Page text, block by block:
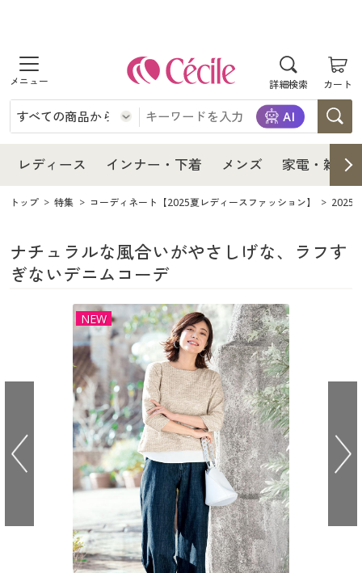
詳細検索 カート
商品を探す
レディース
レディースファッション
女性下着
インナー・下着
インナー・下着通販すべて
女性下着
ジュニア・ティーンズ下着
メンズ
メンズ通販すべて
メンズ下着
家電・雑貨
キッチン・雑貨・日用品
寝具・インテリア・家具通販すべて
家具・収納
寝具・ベッド
カーテン・ラグ・ファブリック
美容・健康
美容・健康通販すべて
美容・健康・サプリメント
制服・スクール
制服・スクールすべて
制服・学生服
ジュニア・ティーンズ下着
大きいサイズ
大きいサイズ通販すべて
大きいサイズ レディース服
大きいサイズ レディース下着
バーゲン
シークレットセール
商品カテゴリ一覧
レディース インナー・下着 メンズ 家電・雑貨
レディース
レディース通販すべて
レディースファッション
インナー・下着
インナー・下着通販すべて
女性下着
ジュニア・ティーンズ下着
メンズ
メンズ通販すべて
メンズ下着
家電・雑貨
家電
キッチン・雑貨・日用品
寝具・インテリア・家具通販すべて
家具・収納
寝具・ベッド
カーテン・ラグ・ファブリック
美容・健康
美容・健康通販すべて
美容・健康・サプリメント
制服・スクール
制服・スクールすべて
制服・学生服
ジュニア・ティーンズ下着
大きいサイズ
大きいサイズ通販すべて
大きいサイズ レディース服
大きいサイズ レディース下着
大きいサイズ メンズ
バーゲンセール
詳細検索
トップ 特集 コーディネート【2025夏レディースファッション】 2025
ナチュラルな風合いがやさしげな、ラフす
ぎないデニムコーデ
NEW